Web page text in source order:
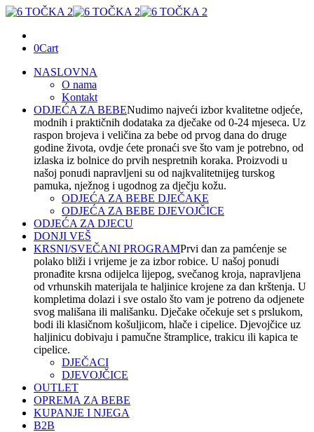
0Cart
NASLOVNA
O nama
Kontakt
ODJEĆA ZA BEBENudimo najveći izbor kvalitetne odjeće,
modnih i praktičnih dodataka za dječake od 0-24 mjeseca. Uz
raspon brojeva i veličina za bebe od prvog dana do druge
godine života, ovdje ćete pronaći sve što vam je potrebno, od
izlaska iz bolnice do prvih nespretnih koraka. Proizvodi u
našoj ponudi napravljeni su od najkvalitetnijeg turskog
pamuka, nježnog i ugodnog za dječju kožu.
ODJEĆA ZA BEBE DJEČAKE
ODJEĆA ZA BEBE DJEVOJČICE
ODJEĆA ZA DJECU
DONJI VEŠ
KRSNI/SVEČANI PROGRAMPrvi dan za pamćenje se
polako bliži i vrijeme je za izbor robice. U našoj ponudi
pronađite krsna odijelca lijepog, svečanog kroja, napravljena
od vrhunskih materijala te haljinice krojene za dan krštenja. U
kompletima dolazi i sve ostalo što vam je potreno da odjenete
svog mališana ili mališanku. Dječake očekuje set s prslukom,
bodi ili klasičnom košuljicom, hlače i cipelice. Djevojčice uz
haljinicu dobivaju i pamučne štramplice, trakicu ili kapica te
cipelice.
DJEČACI
DJEVOJČICE
OUTLET
OPREMA ZA BEBE
KUPANJE I NJEGA
B2B